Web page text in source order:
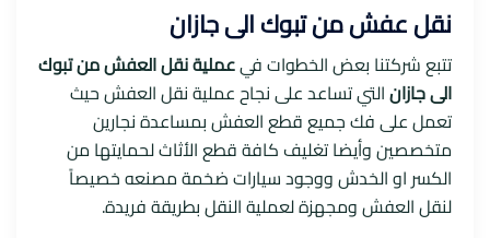
نقل عفش من تبوك الى جازان
تتبع شركتنا بعض الخطوات فيعملية نقل العفش من تبوك
الى جازانالتي تساعد على نجاح عملية نقل العفش حيث
تعمل على فك جميع قطع العفش بمساعدة نجارين
متخصصين وأيضا تغليف كافة قطع الأثاث لحمايتها من
الكسر او الخدش ووجود سيارات ضخمة مصنعه خصيصاً
لنقل العفش ومجهزة لعملية النقل بطريقة فريدة.